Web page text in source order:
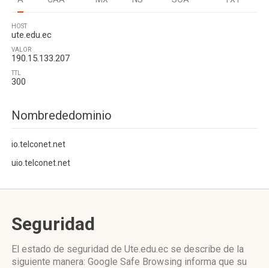
HOST
ute.edu.ec
VALOR
190.15.133.207
TTL
300
Nombrededominio
io.telconet.net
uio.telconet.net
Seguridad
El estado de seguridad de Ute.edu.ec se describe de la
siguiente manera: Google Safe Browsing informa que su